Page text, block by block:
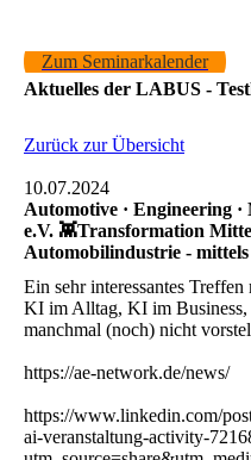
Zum Seminarkalender
Aktuelles der LABUS -
Zurück zur Übersicht
10.07.2024
Automotive · Engineering
e.V. 👾Transformation
Automobilindustrie -
Ein sehr interessantes
KI im Alltag, KI im Business,
manchmal (noch) nicht
https://ae-network.de/news/
https://www.linkedin.com/
ai-veranstaltung-activity-